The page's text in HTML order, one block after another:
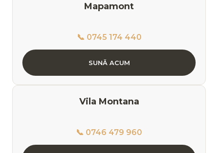
Mapamont
📞 0745 174 440
SUNĂ ACUM
Vila Montana
📞 0746 479 960